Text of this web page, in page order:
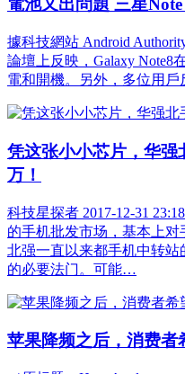
電池又出問題 三星
據科技網站 Android
論壇上反映，Galaxy Note8
電和開機。另外，多位用戶
凭这张小小芯片，华强
万！
科技星探者 2017-12-31
的手机批发市场，基本上
北强一直以来都手机中转
的必要法门。可能…
苹果降频之后，消费者